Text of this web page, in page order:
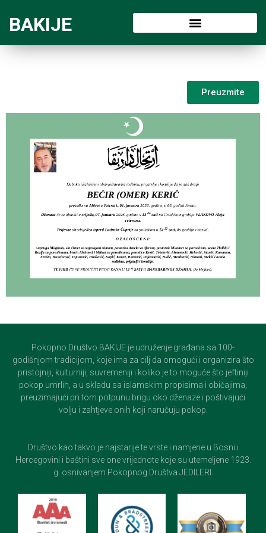
BAKIJE
Preuzmite
Pokopno Društvo BAKIJE je udruženje građana sa 100-
godišnjom tradicijom, koje ima za cilj da omogući i organizira što
pristojniji, kulturniji, suvremeniji i koliko je to moguće što jeftiniji
pokop umrlih, a u skladu sa islamskim propisima i običajima,
preuzimajući pri tom potpunu brigu oko dženaze i poštivajući
volju i zahtjeve onih koji naručuju pokop.
Društvo kao takvo je najstarije te vrste i namjene u Bosni i
Hercegovini i baštini sve one vrijednote koje su utemeljene 1923.
g. osnivanjem Pokopnog Društva JEDILERI.